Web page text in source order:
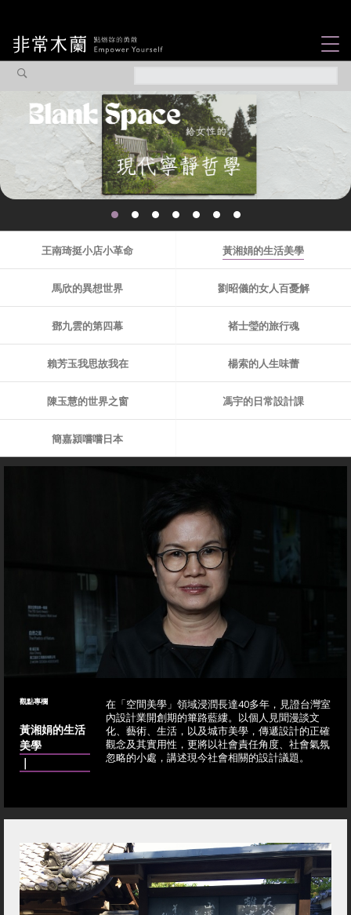
觀點專欄
焦點企劃
社會企業
認識我們
王南琦挺小店小革命 黃湘娟的生活美學
馬欣的異想世界 劉昭儀的女人百憂解
鄧九雲的第四幕 褚士瑩的旅行魂
賴芳玉我思故我在 楊索的人生味蕾
陳玉慧的世界之窗 馮宇的日常設計課
簡嘉潁嚐嚐日本
觀點專欄
黃湘娟的生活
美學
｜
在「空間美學」領域浸潤長達40多年，見證台灣室
內設計業開創期的篳路藍縷。以個人見聞漫談文
化、藝術、生活，以及城市美學，傳遞設計的正確
觀念及其實用性，更將以社會責任角度、社會氣氛
忽略的小處，講述現今社會相關的設計議題。